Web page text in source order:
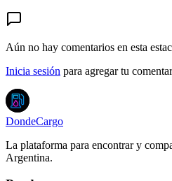
Aún no hay comentarios en esta
Inicia sesión para agregar tu
DondeCargo
La plataforma para encontrar y
Argentina.